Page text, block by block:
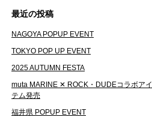
最近の投稿
NAGOYA POPUP EVENT
TOKYO POP UP EVENT
2025 AUTUMN FESTA
muta MARINE ✕ ROCK・DUDEコラボアイ
テム発売
福井県 POPUP EVENT